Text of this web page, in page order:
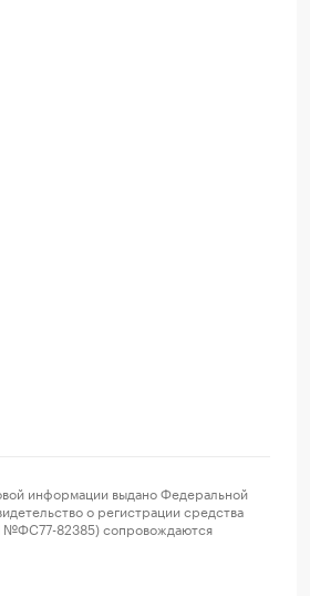
информации выдано Федеральной
о регистрации средства
№ФС77-82385) сопровождаются